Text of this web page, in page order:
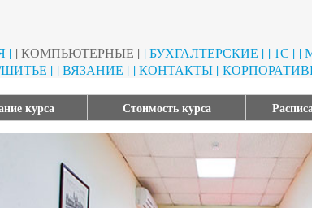
| | КОМПЬЮТЕРНЫЕ | | БУХГАЛТЕРСКИЕ | | 1С | |
| | ВЯЗАНИЕ | | КОНТАКТЫ |
курса Стоимость курса